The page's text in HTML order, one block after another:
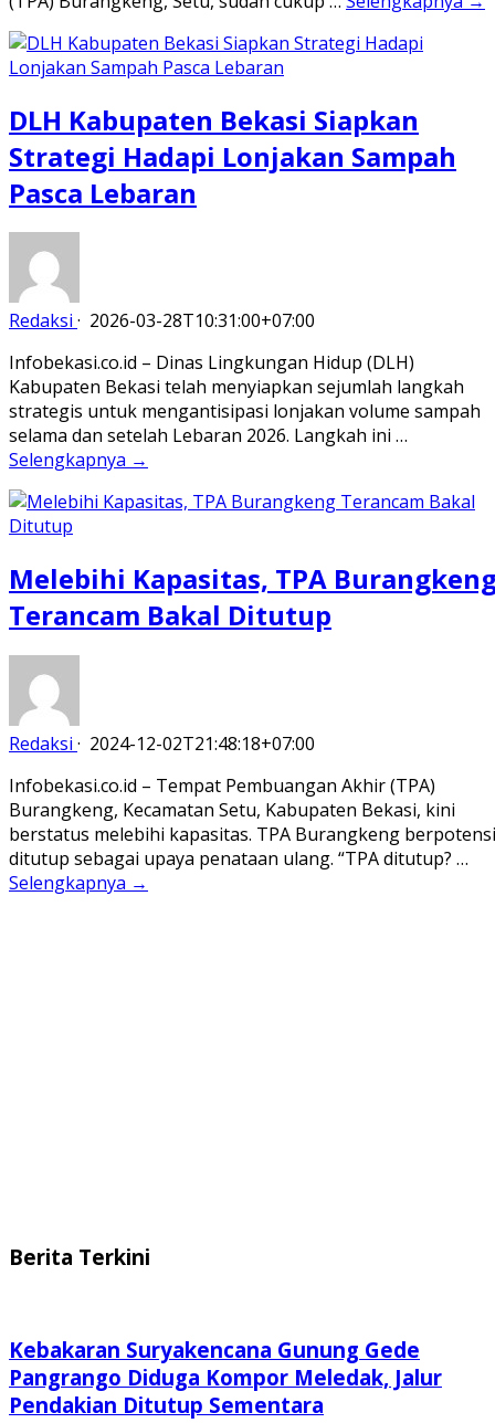
DLH Kabupaten Bekasi Siapkan
Strategi Hadapi Lonjakan Sampah
Pasca Lebaran
Redaksi · 2026-03-28T10:31:00+07:00
Infobekasi.co.id – Dinas Lingkungan Hidup (DLH)
Kabupaten Bekasi telah menyiapkan sejumlah langkah
strategis untuk mengantisipasi lonjakan volume sampah
selama dan setelah Lebaran 2026. Langkah ini …
Selengkapnya →
Melebihi Kapasitas, TPA
Terancam Bakal Ditutup
Redaksi · 2024-12-02T21:48:18+07:00
Infobekasi.co.id – Tempat Pembuangan Akhir (TPA)
Burangkeng, Kecamatan Setu, Kabupaten Bekasi, kini
berstatus melebihi kapasitas. TPA Burangkeng berpotensi
ditutup sebagai upaya penataan ulang. “TPA ditutup? …
Selengkapnya →
Berita Terkini
Kebakaran Suryakencana Gunung Gede
Pangrango Diduga Kompor Meledak, Jalur
Pendakian Ditutup Sementara